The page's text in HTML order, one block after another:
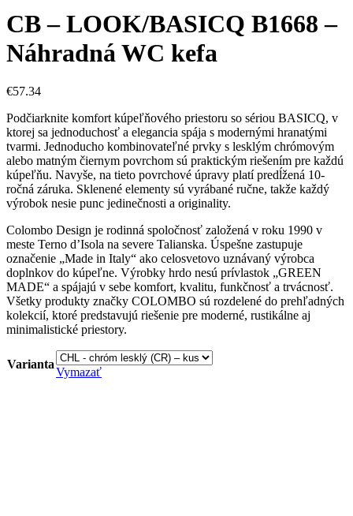
CB – LOOK/BASICQ B1668 –
Náhradná WC kefa
€57.34
Podčiarknite komfort kúpeľňového priestoru so sériou BASICQ, v
ktorej sa jednoduchosť a elegancia spája s modernými hranatými
tvarmi. Jednoducho kombinovateľné prvky s lesklým chrómovým
alebo matným čiernym povrchom sú praktickým riešením pre každú
kúpeľňu. Navyše, na tieto povrchové úpravy platí predĺžená 10-
ročná záruka. Sklenené elementy sú vyrábané ručne, takže každý
výrobok nesie punc jedinečnosti a originality.
Colombo Design je rodinná spoločnosť založená v roku 1990 v
meste Terno d’Isola na severe Talianska. Úspešne zastupuje
označenie „Made in Italy“ ako celosvetovo uznávaný výrobca
doplnkov do kúpeľne. Výrobky hrdo nesú prívlastok „GREEN
MADE“ a spájajú v sebe komfort, kvalitu, funkčnosť a trvácnosť.
Všetky produkty značky COLOMBO sú rozdelené do prehľadných
kolekcií, ktoré predstavujú riešenie pre moderné, rustikálne aj
minimalistické priestory.
Varianta
Vymazať